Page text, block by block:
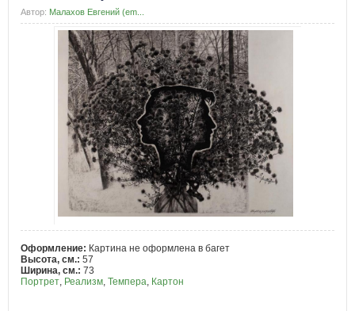
Автор: Малахов Евгений (em...
Оформление: Картина не оформлена в багет
Высота, см.: 57
Ширина, см.: 73
Портрет, Реализм, Темпера, Картон